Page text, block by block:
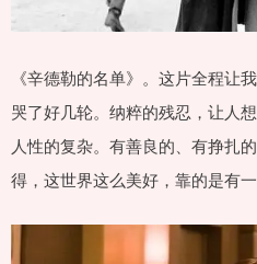
《辛德勒的名单》。这片全程让
哭了好几轮。纳粹的残忍，让人
人性的复杂。有善良的、有挣扎
得，这世界这么美好，靠的是有